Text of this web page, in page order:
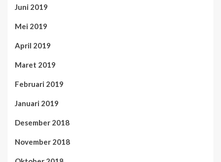
Juni 2019
Mei 2019
April 2019
Maret 2019
Februari 2019
Januari 2019
Desember 2018
November 2018